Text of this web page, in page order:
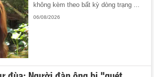
không kèm theo bất kỳ dòng trạng ...
06/08/2026